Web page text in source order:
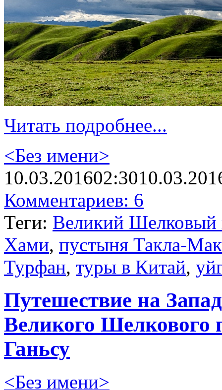
Читать подробнее...
<Без имени>
10.03.201602:30
Комментариев: 6
Теги: Великий Шелковый
Хами, пустыня Такла-
Турфан, туры в Китай,
Путешествие на
Великого Шелкового
Ганьсу
<Без имени>